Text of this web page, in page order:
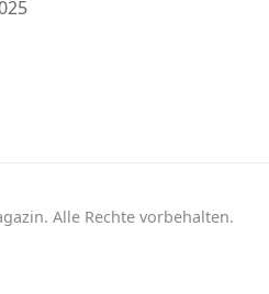
Alle Rechte vorbehalten.